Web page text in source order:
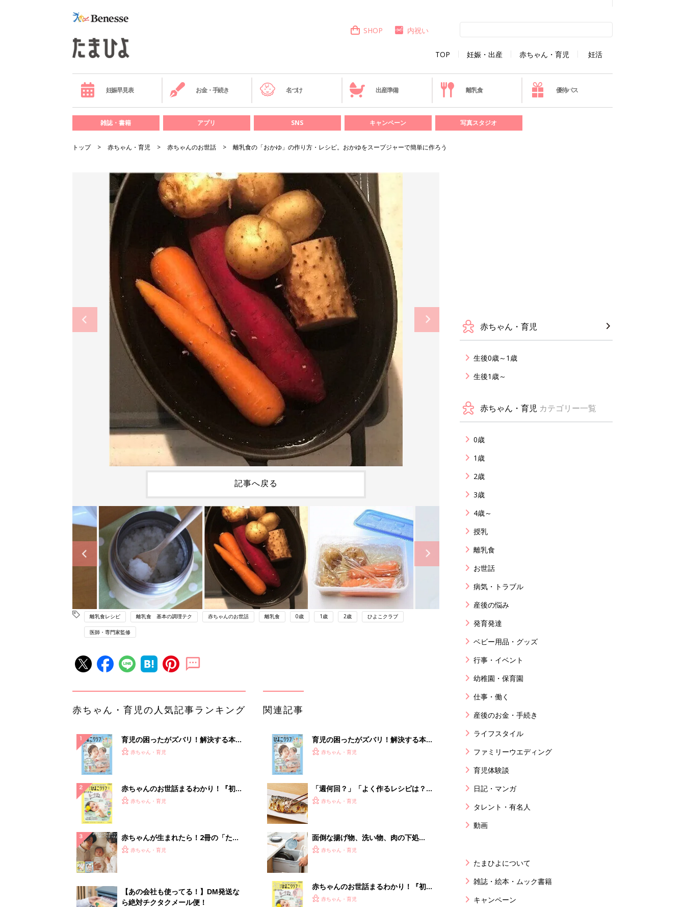
TOP 妊娠・出産 赤ちゃん・育児 妊活
SHOP 内祝い
妊娠早見表 お金・手続き 名づけ 出産準備 離乳食 優待パス
雑誌・書籍 アプリ SNS キャンペーン 写真スタジオ
トップ 赤ちゃん・育児 赤ちゃんのお世話 離乳食の「おかゆ」の作り方・レシピ。おかゆをスープジャーで簡単に作ろう
記事へ戻る
離乳食レシピ 離乳食 基本の調理テク 赤ちゃんのお世話 離乳食 0歳 1歳 2歳 ひよこクラブ
医師・専門家監修
赤ちゃん・育児の人気記事ランキング
育児の困ったがズバリ！解決する本
『ひよこクラブ 夏号』 4カ月～2才
赤ちゃん・育児
赤ちゃんのお世話まるわかり！『初め
てのひよこクラブ 夏号』〈巻頭大特
解決テク
赤ちゃん・育児
赤ちゃんが生まれたら！2冊の「たま
ひよ」
赤ちゃん・育児
【あの会社も使ってる！】DM発送な
ら絶対チクタクメール便！
関連記事
育児の困ったがズバリ！解決する本
『ひよこクラブ 秋号』 4カ月～2才
赤ちゃん・育児
「週何回？」「よく作るレシピは？」
わが家の魚料理事情
赤ちゃん・育児
面倒な揚げ物、洗い物、肉の下処
理…。省いても問題ない料理や家事
赤ちゃん・育児
赤ちゃんのお世話まるわかり！『初め
てのひよこクラブ 夏号』〈巻頭大特
赤ちゃん・育児
赤ちゃん・育児
生後0歳～1歳
生後1歳～
赤ちゃん・育児 カテゴリー一覧
0歳
1歳
2歳
3歳
4歳～
授乳
離乳食
お世話
病気・トラブル
産後の悩み
発育発達
ベビー用品・グッズ
行事・イベント
幼稚園・保育園
仕事・働く
産後のお金・手続き
ライフスタイル
ファミリーウエディング
育児体験談
日記・マンガ
タレント・有名人
動画
たまひよについて
雑誌・絵本・ムック書籍
キャンペーン